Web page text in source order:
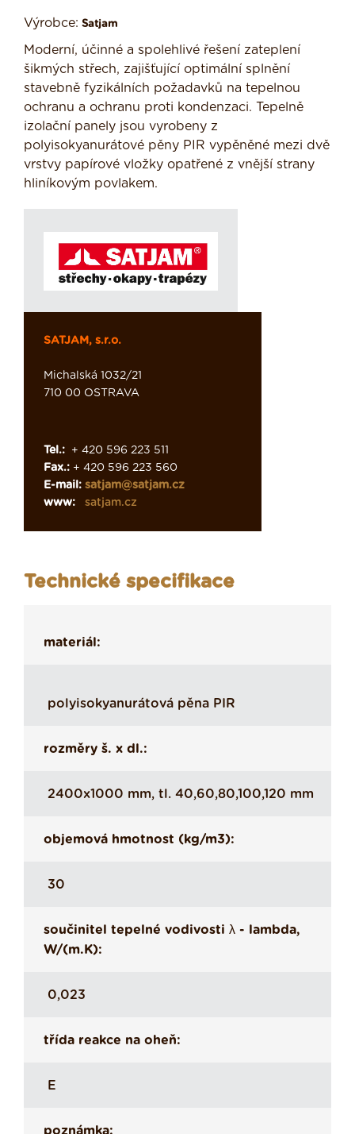
Výrobce: Satjam
Moderní, účinné a spolehlivé řešení zateplení
šikmých střech, zajišťující optimální splnění
stavebně fyzikálních požadavků na tepelnou
ochranu a ochranu proti kondenzaci. Tepelně
izolační panely jsou vyrobeny z
polyisokyanurátové pěny PIR vypěněné mezi dvě
vrstvy papírové vložky opatřené z vnější strany
hliníkovým povlakem.
SATJAM, s.r.o.
Michalská 1032/21
710 00 OSTRAVA
Tel.: + 420 596 223 511
Fax.: + 420 596 223 560
E-mail: satjam@satjam.cz
www:
satjam.cz
Technické specifikace
materiál:
polyisokyanurátová pěna PIR
rozměry š. x dl.:
2400x1000 mm, tl. 40,60,80,100,120 mm
objemová hmotnost (kg/m3):
30
součinitel tepelné vodivosti λ - lambda,
W/(m.K):
0,023
třída reakce na oheň:
E
poznámka: